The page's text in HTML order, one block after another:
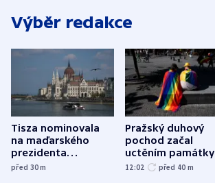
Výběr redakce
Tisza nominovala
na maďarského
prezidenta
bývalého šéfa
před 30m
Pražský duhový
pochod začal
uctěním památky
obětí berlínského
12:02 před 40 m